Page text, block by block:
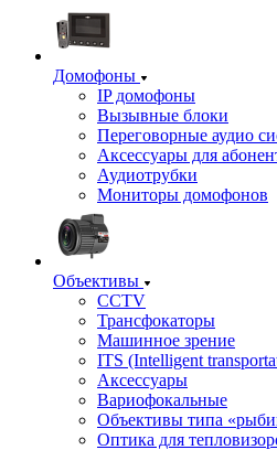
Домофоны
IP домофоны
Вызывные блоки
Переговорные аудио
Аксессуары для
Аудиотрубки
Мониторы домофонов
Объективы
CCTV
Трансфокаторы
Машинное зрение
ITS (Intelligent
Аксессуары
Вариофокальные
Объективы типа
Оптика для